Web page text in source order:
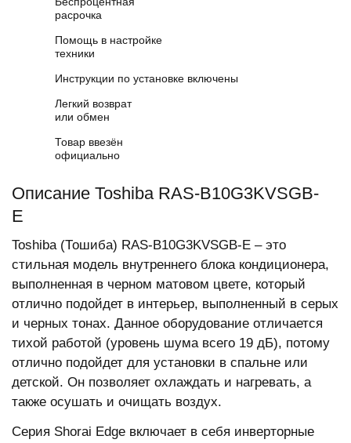
расрочка
Помощь в настройке
техники
Инструкции по установке включены
Легкий возврат
или обмен
Товар ввезён
официально
Описание Toshiba RAS-B10G3KVSGB-
E
Toshiba (Тошиба) RAS-B10G3KVSGB-E – это
стильная модель внутреннего блока кондиционера,
выполненная в черном матовом цвете, который
отлично подойдет в интерьер, выполненный в серых
и черных тонах. Данное оборудование отличается
тихой работой (уровень шума всего 19 дБ), потому
отлично подойдет для установки в спальне или
детской. Он позволяет охлаждать и нагревать, а
также осушать и очищать воздух.
Серия Shorai Edge включает в себя инверторные